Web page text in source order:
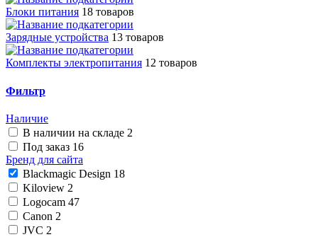
Блоки питания 18 товаров
Зарядные устройства 13 товаров
Комплекты электропитания 12 товаров
Фильтр
Наличие
В наличии на складе 2
Под заказ 16
Бренд для сайта
Blackmagic Design 18
Kiloview 2
Logocam 47
Canon 2
JVC 2